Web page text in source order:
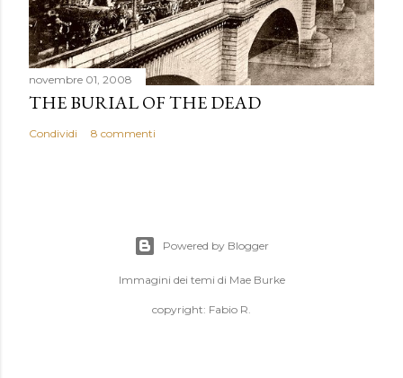
novembre 01, 2008
THE BURIAL OF THE DEAD
Condividi 8 commenti
Powered by Blogger
Immagini dei temi di Mae Burke
copyright: Fabio R.